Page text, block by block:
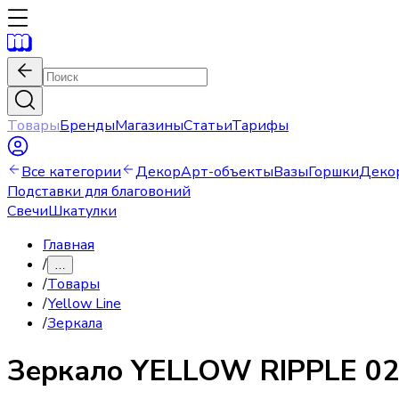
ТоварыБрендыМагазиныСтатьиТарифы
Все категории ДекорАрт-объектыВазыГоршки
Подставки для благовоний
СвечиШкатулки
Главная
/ …
/Товары
/Yellow Line
/Зеркала
Зеркало YELLOW RIPPLE 02